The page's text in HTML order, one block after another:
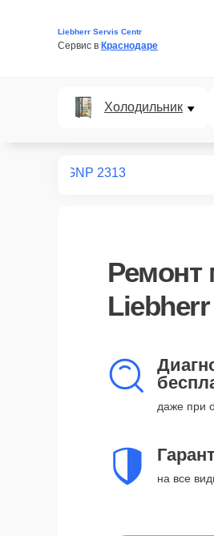
Liebherr Servis Centr
Сервис в Краснодаре
Холодильник
GNP 2313
Ремонт
Liebherr
даже при
на все